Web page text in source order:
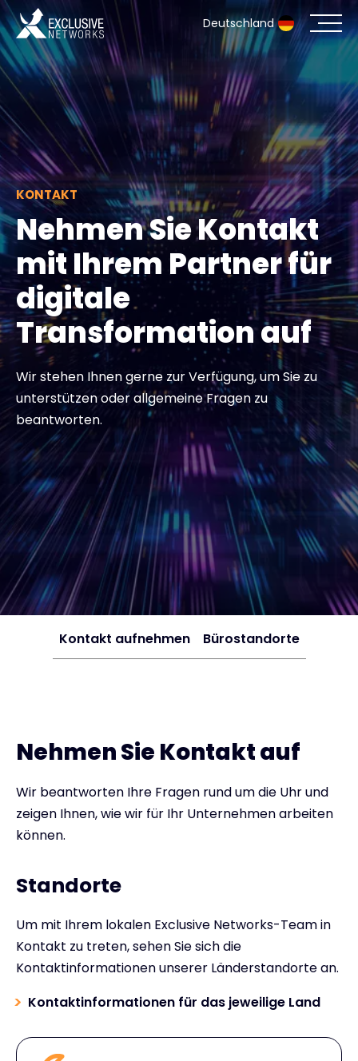
Deutschland
Cybersecurity
Ökosystem
Ressourcen
Unternehmen
Partnerportal
Exclusive Access Anmeldung
Exclusive Access - Erfahren Sie
Kontakt
#weareexclusive
KONTAKT
Nehmen Sie Kontakt
mit Ihrem Partner für
digitale
Transformation auf
Wir stehen Ihnen gerne zur Verfügung, um Sie zu
unterstützen oder allgemeine Fragen zu
beantworten.
Kontakt aufnehmen Bürostandorte
Nehmen Sie Kontakt auf
Wir beantworten Ihre Fragen rund um die Uhr und
zeigen Ihnen, wie wir für Ihr Unternehmen arbeiten
können.
Standorte
Um mit Ihrem lokalen Exclusive Networks-Team in
Kontakt zu treten, sehen Sie sich die
Kontaktinformationen unserer Länderstandorte an.
Kontaktinformationen für das jeweilige Land